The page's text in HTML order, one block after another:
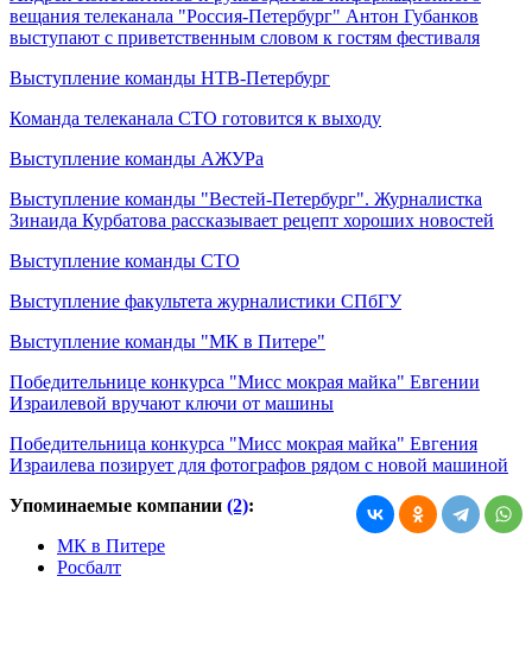
вещания телеканала "Россия-Петербург" Антон Губанков
выступают с приветственным словом к гостям фестиваля
Выступление команды НТВ-Петербург
Команда телеканала СТО готовится к выходу
Выступление команды АЖУРа
Выступление команды "Вестей-Петербург". Журналистка
Зинаида Курбатова рассказывает рецепт хороших новостей
Выступление команды СТО
Выступление факультета журналистики СПбГУ
Выступление команды "МК в Питере"
Победительнице конкурса "Мисс мокрая майка" Евгении
Израилевой вручают ключи от машины
Победительница конкурса "Мисс мокрая майка" Евгения
Израилева позирует для фотографов рядом с новой машиной
Упоминаемые компании (2):
МК в Питере
Росбалт